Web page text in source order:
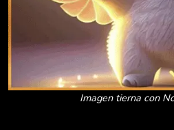
Imagen tierna con